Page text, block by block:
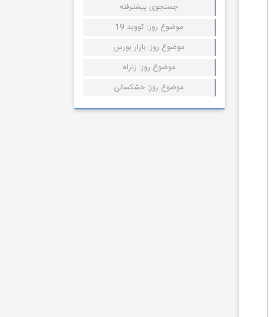
جستجوی پیشترفته
موضوع روز: کووید 19
موضوع روز: بازار بورس
موضوع روز: زلزله
موضوع روز: خشکسالی